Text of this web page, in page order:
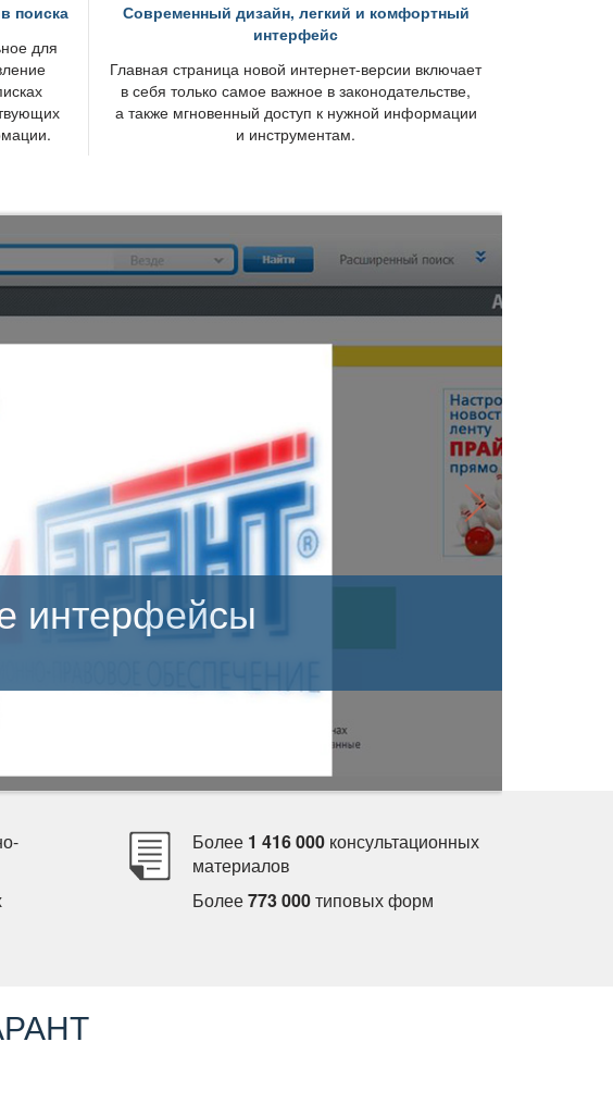
поиска
для
Современный дизайн, легкий и комфортный
интерфейс
Главная страница новой интернет-версии включает
себя только самое важное в законодательстве,
а также мгновенный доступ к нужной информации
и инструментам.
Более 1 416 000 консультационных
материало
Более773 000типовых форм